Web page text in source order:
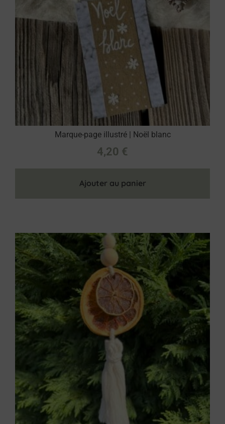
Marque-page illustré | Noël blanc
4,20 €
Ajouter au panier